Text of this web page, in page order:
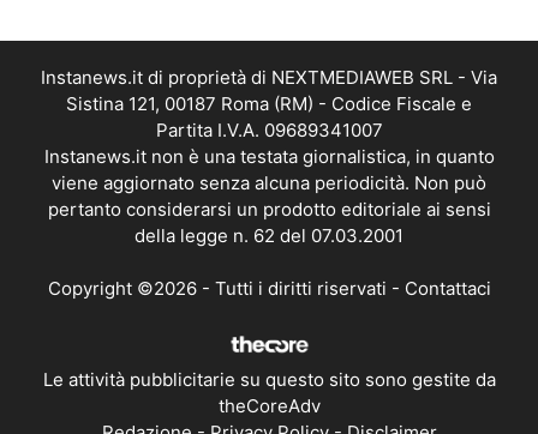
Instanews.it di proprietà di NEXTMEDIAWEB SRL - Via
Sistina 121, 00187 Roma (RM) - Codice Fiscale e
Partita I.V.A. 09689341007
Instanews.it non è una testata giornalistica, in quanto
viene aggiornato senza alcuna periodicità. Non può
pertanto considerarsi un prodotto editoriale ai sensi
della legge n. 62 del 07.03.2001
Copyright ©2026 - Tutti i diritti riservati - Contattaci
Le attività pubblicitarie su questo sito sono gestite da
theCoreAdv